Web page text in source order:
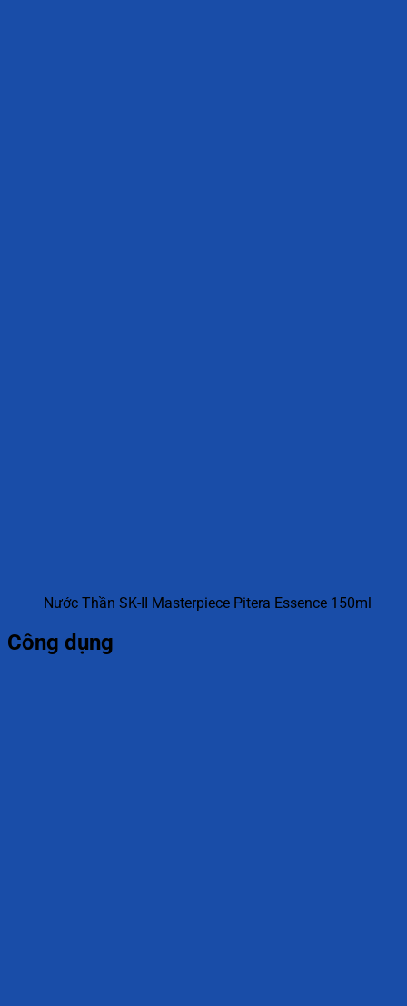
Nước Thần SK-II Masterpiece Pitera Essence 150ml
Công dụng